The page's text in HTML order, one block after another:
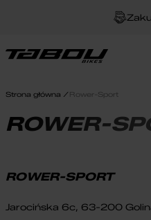
Dożywotnia
Strona główna Rower-Sport
ROWER-
ROWER-SPORT
Jarocińska 6c, 63-200